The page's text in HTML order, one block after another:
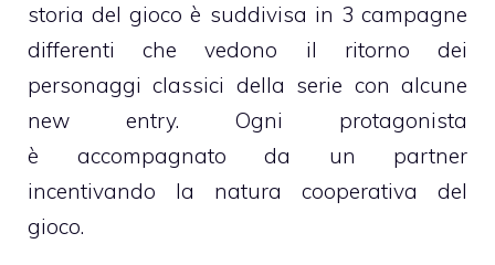
storia del gioco è suddivisa in 3 campagne
differenti che vedono il ritorno dei
personaggi classici della serie con alcune
new entry. Ogni protagonista
è accompagnato da un partner
incentivando la natura cooperativa del
gioco.